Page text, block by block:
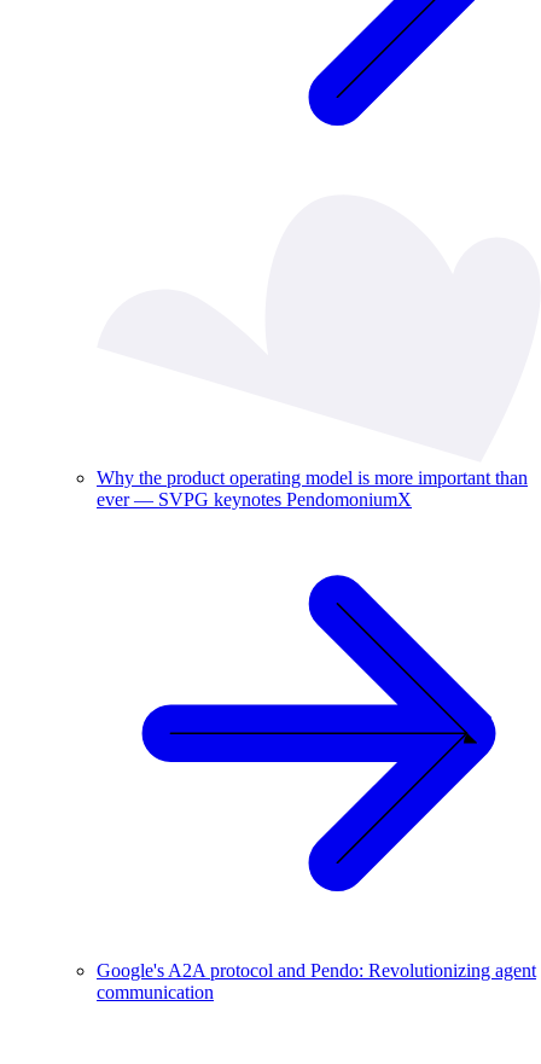
Why the product operating model is more important than
ever — SVPG keynotes PendomoniumX
Google's A2A protocol and Pendo: Revolutionizing agent
communication